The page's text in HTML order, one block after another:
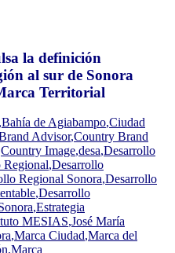
la definición
al sur de Sonora
Territorial
,Bahía de Agiabampo,Ciudad
Advisor,Country Brand
Country Image,desa,Desarrollo
Regional,Desarrollo
Regional Sonora,Desarrollo
,Desarrollo
,Estrategia
MESIAS,José María
,Marca Ciudad,Marca del
,Marca